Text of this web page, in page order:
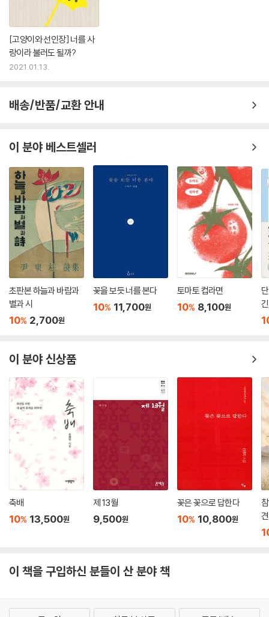
[고양이와 선인장] 너를 사
랑이라 불러도 될까?
2021.01.13.
배송/반품/교환 안내
이 분야 베스트셀러
초판본 하늘과 바람과
별과 시
10% 2,700원
꽃을 보듯 너를 본다
10% 11,700원
토마토 컵라면
10% 8,100원
이 분야 신상품
축배
10% 13,500원
제 13월
9,500원
꽃은 꽃으로 답한다
10% 10,800원
이 책을 구입하신 분들이 산 분야 책